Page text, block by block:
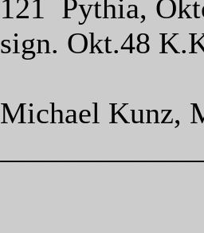
121 Pythia,
sign. Okt.48
Michael Kunz,